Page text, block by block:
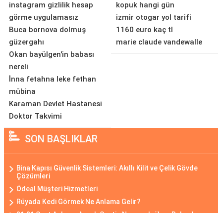
instagram gizlilik hesap
görme uygulamasız
Buca bornova dolmuş
güzergahı
Okan bayülgen'in babası
nereli
İnna fetahna leke fethan
mübina
Karaman Devlet Hastanesi
Doktor Takvimi
kopuk hangi gün
izmir otogar yol tarifi
1160 euro kaç tl
marie claude vandewalle
SON BAŞLIKLAR
Bina Kapısı Güvenlik Sistemleri: Akıllı Kilit ve Çelik Gövde
Çözümleri
Ödeal Müşteri Hizmetleri
Rüyada Kedi Görmek Ne Anlama Gelir?